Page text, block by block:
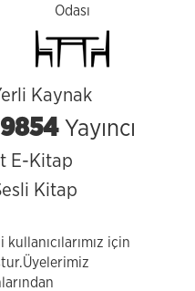
Odası
Kaynak
9854 Yayıncı
E-Kitap
Kitap
için